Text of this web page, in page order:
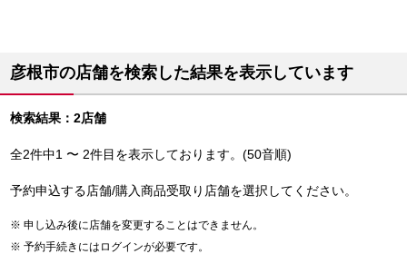
彦根市の店舗を検索した結果を表示しています
検索結果：2店舗
全2件中1 〜 2件目を表示しております。(50音順)
予約申込する店舗/購入商品受取り店舗を選択してください。
申し込み後に店舗を変更することはできません。
予約手続きにはログインが必要です。